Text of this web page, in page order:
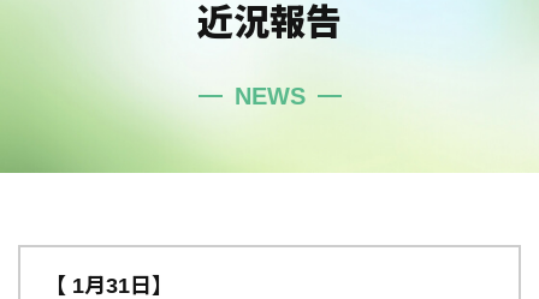
近況報告
NEWS
【 1月31日】